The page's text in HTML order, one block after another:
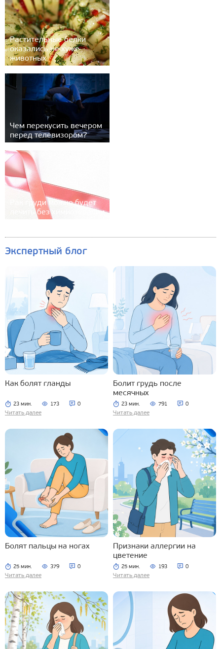
Растительные белки
оказались не хуже
животных
Чем перекусить вечером
перед телевизором?
Рак груди можно будет
лечить без химиотерапии
Экспертный блог
Как болят гланды
23 мин. 173 0
Читать далее
Болит грудь после
месячных
23 мин. 791 0
Читать далее
Болят пальцы на ногах
25 мин. 379 0
Читать далее
Признаки аллергии на
цветение
25 мин. 193 0
Читать далее